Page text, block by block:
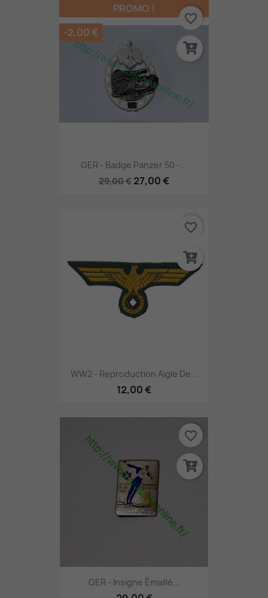
GER - Badge Panzer 50 -...
29,00 € 27,00 €
PROMO !
-2,00 €
favorite_border
WW2 - Reproduction Aigle De...
12,00 €
favorite_border
GER - Insigne Émaillé...
favorite_border